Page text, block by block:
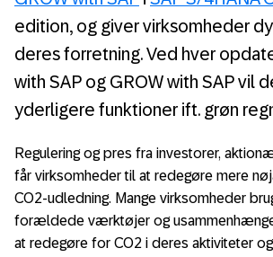
edition, og giver virksomheder
deres forretning. Ved hver
with SAP og GROW with SAP vil
yderligere funktioner ift. grøn
Regulering og pres fra investorer,
får virksomheder til at redegøre mere
CO2-udledning. Mange virksomheder
forældede værktøjer og
at redegøre for CO2 i deres aktiviteter